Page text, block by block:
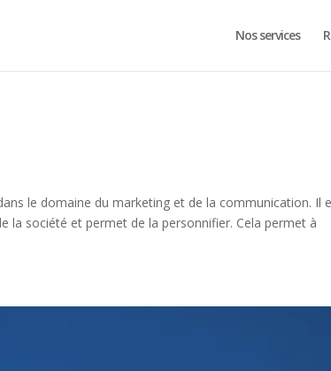
Nos services
le domaine du marketing et de la communication. Il
la société et permet de la personnifier. Cela permet à